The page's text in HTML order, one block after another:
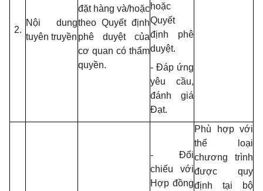
2.
Nội dung
tuyên truyền
đặt hàng và/hoặc
theo Quyết định
phê duyệt của
cơ quan có thẩm
quyền.
hoặc
Quyết
định phê
duyệt.
- Đáp ứng
yêu cầu,
đánh giá
Đạt.
- Đối
chiếu với
Hợp đồng
Phù hợp với
thể loại
chương trình
được quy
định tại bộ